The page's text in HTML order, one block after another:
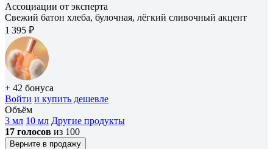
Ассоциации от эксперта
Свежий батон хлеба, булочная, лёгкий сливочный акцент
1 395 ₽
+ 42 бонуса
Войти и купить дешевле
Объём
3 мл 10 мл Другие продукты
17 голосов из 100
Верните в продажу